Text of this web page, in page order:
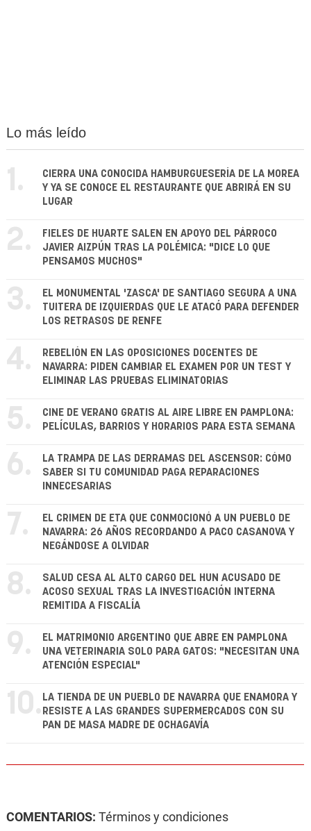
Lo más leído
1.
CIERRA UNA CONOCIDA HAMBURGUESERÍA DE LA MOREA
Y YA SE CONOCE EL RESTAURANTE QUE ABRIRÁ EN SU
LUGAR
2.
FIELES DE HUARTE SALEN EN APOYO DEL PÁRROCO
JAVIER AIZPÚN TRAS LA POLÉMICA: "DICE LO QUE
PENSAMOS MUCHOS"
3.
EL MONUMENTAL 'ZASCA' DE SANTIAGO SEGURA A UNA
TUITERA DE IZQUIERDAS QUE LE ATACÓ PARA DEFENDER
LOS RETRASOS DE RENFE
4.
REBELIÓN EN LAS OPOSICIONES DOCENTES DE
NAVARRA: PIDEN CAMBIAR EL EXAMEN POR UN TEST Y
ELIMINAR LAS PRUEBAS ELIMINATORIAS
5.
CINE DE VERANO GRATIS AL AIRE LIBRE EN PAMPLONA:
PELÍCULAS, BARRIOS Y HORARIOS PARA ESTA SEMANA
6.
LA TRAMPA DE LAS DERRAMAS DEL ASCENSOR: CÓMO
SABER SI TU COMUNIDAD PAGA REPARACIONES
INNECESARIAS
7.
EL CRIMEN DE ETA QUE CONMOCIONÓ A UN PUEBLO DE
NAVARRA: 26 AÑOS RECORDANDO A PACO CASANOVA Y
NEGÁNDOSE A OLVIDAR
8.
SALUD CESA AL ALTO CARGO DEL HUN ACUSADO DE
ACOSO SEXUAL TRAS LA INVESTIGACIÓN INTERNA
REMITIDA A FISCALÍA
9.
EL MATRIMONIO ARGENTINO QUE ABRE EN PAMPLONA
UNA VETERINARIA SOLO PARA GATOS: "NECESITAN UNA
ATENCIÓN ESPECIAL"
10. LA TIENDA DE UN PUEBLO DE NAVARRA QUE ENAMORA Y
RESISTE A LAS GRANDES SUPERMERCADOS CON SU
PAN DE MASA MADRE DE OCHAGAVÍA
COMENTARIOS: Términos y condiciones